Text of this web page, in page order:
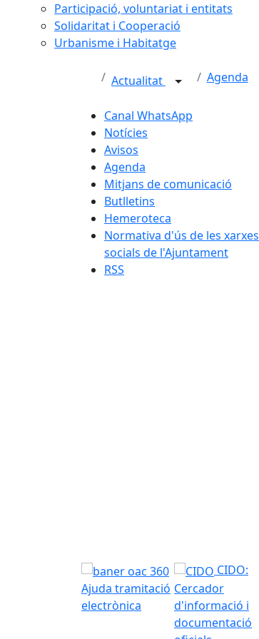
Participació, voluntariat i entitats
Solidaritat i Cooperació
Urbanisme i Habitatge
Actualitat Agenda
Canal WhatsApp
Notícies
Avisos
Agenda
Mitjans de comunicació
Butlletins
Hemeroteca
Normativa d'ús de les xarxes
socials de l'Ajuntament
RSS
Ajuda tramitació
electrònica
CIDO:
Cercador
d'informació i
documentació